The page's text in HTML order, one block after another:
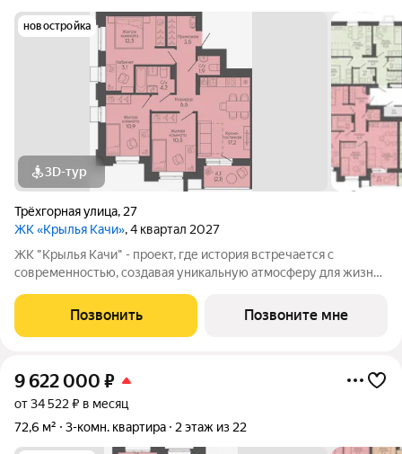
новостройка
3D-тур
Трёхгорная улица, 27
ЖК «Крылья Качи», 4 квартал 2027
ЖК "Крылья Качи" - проект, где история встречается с
современностью, создавая уникальную атмосферу для жизни.
Дзержинского района Волгограда - в микрорайоне Кача, по
адресу ул. Трехгорная, 27 и
Позвонить Позвоните мне
9 622 000 ₽
от 34 522 ₽ в месяц
72,6 м²
3-комн. квартира 2 этаж из 22